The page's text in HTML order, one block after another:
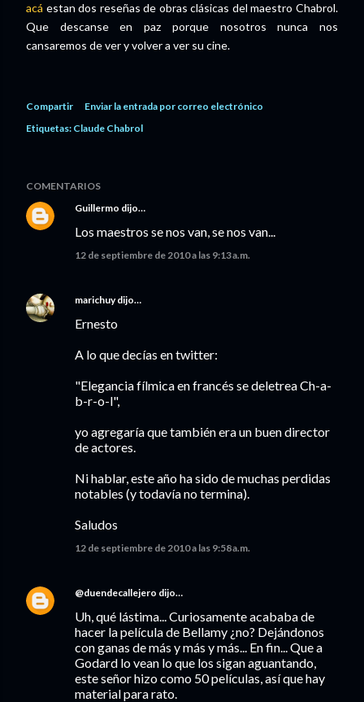
acá estan dos reseñas de obras clásicas del maestro Chabrol.
Que descanse en paz porque nosotros nunca nos
cansaremos de ver y volver a ver su cine.
Compartir
Enviar la entrada por correo electrónico
Etiquetas: Claude Chabrol
COMENTARIOS
Guillermo dijo…
Los maestros se nos van, se nos van...
12 de septiembre de 2010 a las 9:13 a.m.
marichuydijo…
Ernesto
A lo que decías en twitter:
"Elegancia fílmica en francés se deletrea Ch-a-
b-r-o-l",
yo agregaría que también era un buen director
de actores.
Ni hablar, este año ha sido de muchas perdidas
notables (y todavía no termina).
Saludos
12 de septiembre de 2010 a las 9:58 a.m.
@duendecallejero dijo…
Uh, qué lástima... Curiosamente acababa de
hacer la película de Bellamy ¿no? Dejándonos
con ganas de más y más y más... En fin... Que a
Godard lo vean lo que los sigan aguantando,
este señor hizo como 50 películas, así que hay
material para rato.